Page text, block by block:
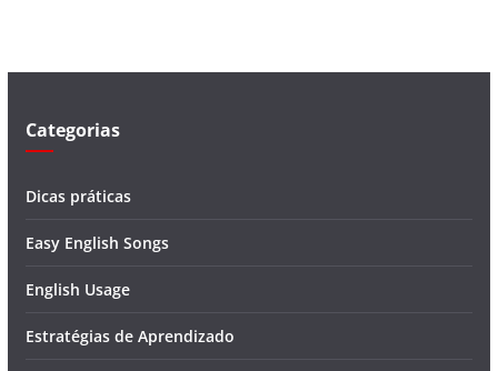
Categorias
Dicas práticas
Easy English Songs
English Usage
Estratégias de Aprendizado